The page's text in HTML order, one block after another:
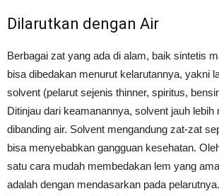
Dilarutkan dengan Air
Berbagai zat yang ada di alam, baik sintetis
bisa dibedakan menurut kelarutannya, yakni
solvent (pelarut sejenis thinner, spiritus,
Ditinjau dari keamanannya, solvent jauh
dibanding air. Solvent mengandung zat-zat
bisa menyebabkan gangguan kesehatan.
satu cara mudah membedakan lem yang
adalah dengan mendasarkan pada